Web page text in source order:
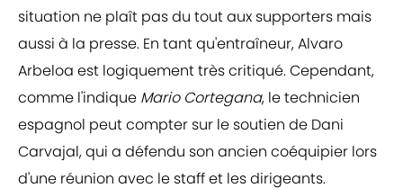
situation ne plaît pas du tout aux supporters mais
aussi à la presse. En tant qu'entraîneur, Alvaro
Arbeloa est logiquement très critiqué. Cependant,
comme l'indique Mario Cortegana, le technicien
espagnol peut compter sur le soutien de Dani
Carvajal, qui a défendu son ancien coéquipier lors
d'une réunion avec le staff et les dirigeants.